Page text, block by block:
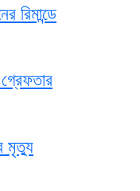
রিমান্ডে
মৃত্যু